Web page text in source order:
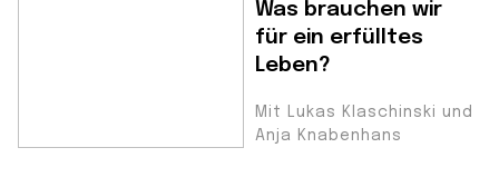
Was brauchen wir
für ein erfülltes
Leben?
Mit Lukas Klaschinski und
Anja Knabenhans